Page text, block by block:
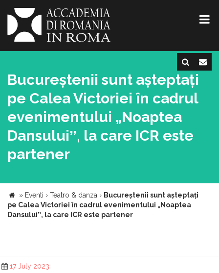
Bucureștenii sunt așteptați
pe Calea Victoriei în cadrul
evenimentului „Noaptea
Dansuluiˮ, la care ICR este
partener
» Eventi › Teatro & danza › Bucureștenii sunt așteptați
pe Calea Victoriei în cadrul evenimentului „Noaptea
Dansuluiˮ, la care ICR este partener
17 July 2023